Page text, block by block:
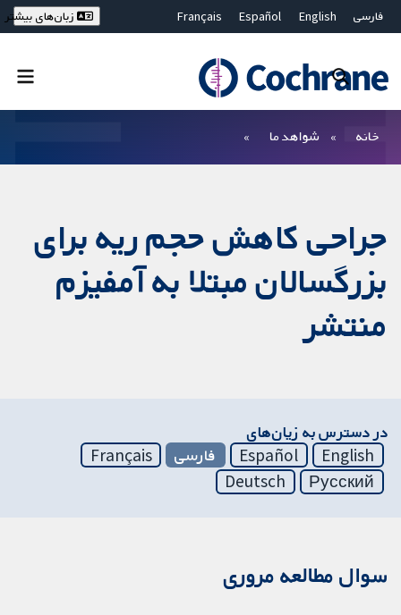
فارسی English
Español
Français
Bahasa Malaysia
ไทย
繁體中文
زبان‌های بیشتر
خانه شواهد ما
جراحی کاهش حجم ریه برای
بزرگسالان مبتلا به آمفیزم
منتشر
در دسترس به زیان‌های
English
Español فارسی
Français
Русский
Deutsch
سوال مطالعه مروری